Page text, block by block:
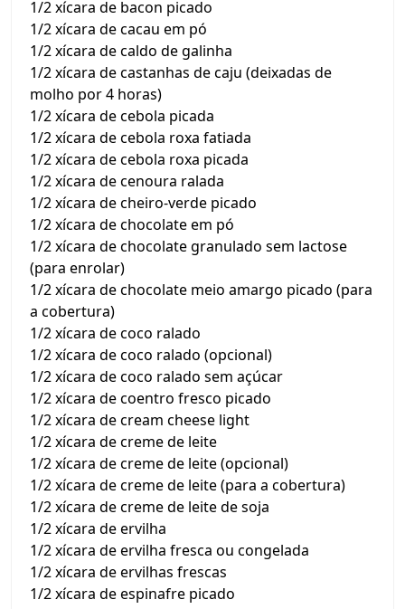
1/2 xícara de bacon picado
1/2 xícara de cacau em pó
1/2 xícara de caldo de galinha
1/2 xícara de castanhas de caju (deixadas de
molho por 4 horas)
1/2 xícara de cebola picada
1/2 xícara de cebola roxa fatiada
1/2 xícara de cebola roxa picada
1/2 xícara de cenoura ralada
1/2 xícara de cheiro-verde picado
1/2 xícara de chocolate em pó
1/2 xícara de chocolate granulado sem lactose
(para enrolar)
1/2 xícara de chocolate meio amargo picado (para
a cobertura)
1/2 xícara de coco ralado
1/2 xícara de coco ralado (opcional)
1/2 xícara de coco ralado sem açúcar
1/2 xícara de coentro fresco picado
1/2 xícara de cream cheese light
1/2 xícara de creme de leite
1/2 xícara de creme de leite (opcional)
1/2 xícara de creme de leite (para a cobertura)
1/2 xícara de creme de leite de soja
1/2 xícara de ervilha
1/2 xícara de ervilha fresca ou congelada
1/2 xícara de ervilhas frescas
1/2 xícara de espinafre picado